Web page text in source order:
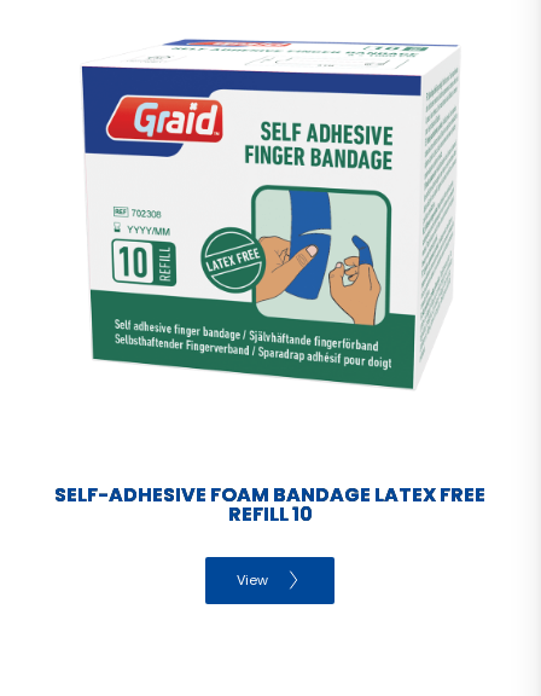
SELF-ADHESIVE FOAM BANDAGE LATEX FREE
REFILL 10
View